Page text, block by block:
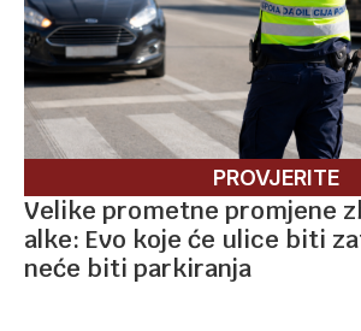
PROVJERITE
Velike prometne promjene
alke: Evo koje će ulice biti
neće biti parkiranja